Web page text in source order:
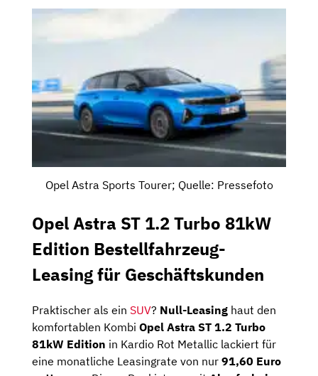
Opel Astra Sports Tourer; Quelle: Pressefoto
Opel Astra ST 1.2 Turbo 81kW
Edition Bestellfahrzeug-
Leasing für Geschäftskunden
Praktischer als ein SUV? Null-Leasing haut den
komfortablen Kombi Opel Astra ST 1.2 Turbo
81kW Edition in Kardio Rot Metallic lackiert für
eine monatliche Leasingrate von nur 91,60 Euro